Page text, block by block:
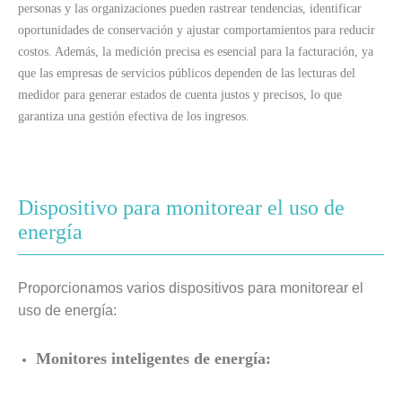
personas y las organizaciones pueden rastrear tendencias, identificar
oportunidades de conservación y ajustar comportamientos para reducir
costos. Además, la medición precisa es esencial para la facturación, ya
que las empresas de servicios públicos dependen de las lecturas del
medidor para generar estados de cuenta justos y precisos, lo que
garantiza una gestión efectiva de los ingresos.
Dispositivo para monitorear el uso de
energía
Proporcionamos varios dispositivos para monitorear el
uso de energía:
Monitores inteligentes de energía: